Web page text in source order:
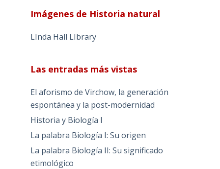
Imágenes de Historia natural
LInda Hall LIbrary
Las entradas más vistas
El aforismo de Virchow, la generación
espontánea y la post-modernidad
Historia y Biología I
La palabra Biología I: Su origen
La palabra Biología II: Su significado
etimológico